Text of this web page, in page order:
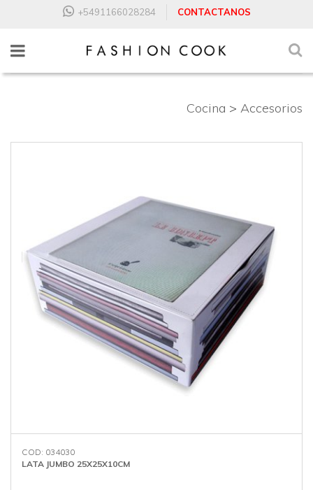
+5491166028284 CONTACTANOS
Cocina > Accesorios
COD: 034030
LATA JUMBO 25X25X10CM